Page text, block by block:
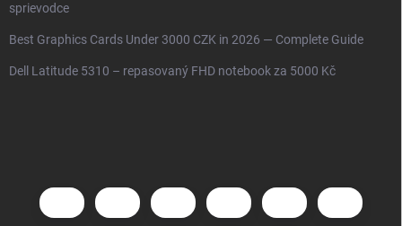
sprievodce
Best Graphics Cards Under 3000 CZK in 2026 — Complete Guide
Dell Latitude 5310 – repasovaný FHD notebook za 5000 Kč